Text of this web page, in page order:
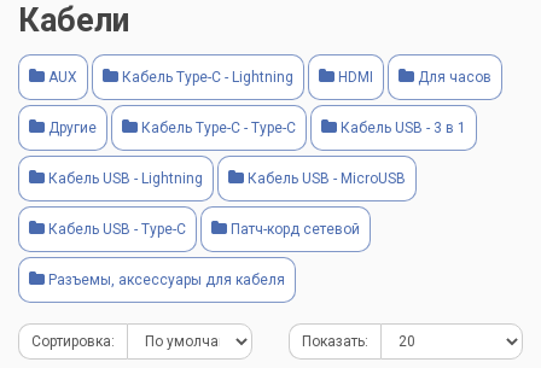
Кабели
AUX Кабель Type-C - Lightning HDMI Для часов
Другие Кабель Type-C - Type-C Кабель USB - 3 в 1
Кабель USB - Lightning Кабель USB - MicroUSB
Кабель USB - Type-C Патч-корд сетевой
Разъемы, аксессуары для кабеля
Сортировка: Показать: